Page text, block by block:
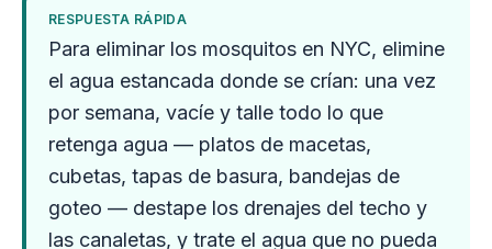
RESPUESTA RÁPIDA
Para eliminar los mosquitos en NYC, elimine
el agua estancada donde se crían: una vez
por semana, vacíe y talle todo lo que
retenga agua — platos de macetas,
cubetas, tapas de basura, bandejas de
goteo — destape los drenajes del techo y
las canaletas, y trate el agua que no pueda